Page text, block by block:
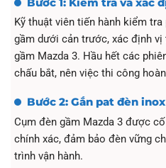
Kỹ thuật viên tiến hành kiểm
gầm dưới cản trước, xác định
gầm Mazda 3. Hầu hết các
chấu bắt, nên việc thi công
Bước 2: Gắn pat đèn
Cụm đèn gầm Mazda 3 được
chính xác, đảm bảo đèn vững
trình vận hành.